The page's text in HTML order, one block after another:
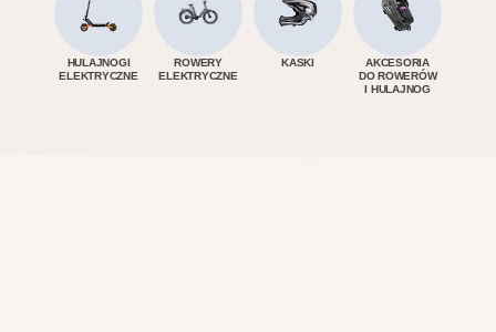
HULAJNOGI
ELEKTRYCZNE
ROWERY
ELEKTRYCZNE
KASKI
AKCESORIA
DO ROWERÓW
I HULAJNOG